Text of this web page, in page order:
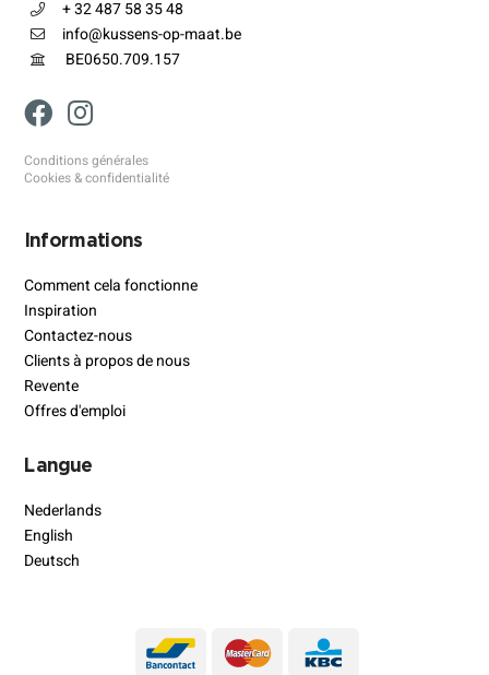
+ 32 487 58 35 48
info@kussens-op-maat.be
BE0650.709.157
Conditions générales
Cookies & confidentialité
Informations
Comment cela fonctionne
Inspiration
Contactez-nous
Clients à propos de nous
Revente
Offres d'emploi
Langue
Nederlands
English
Deutsch